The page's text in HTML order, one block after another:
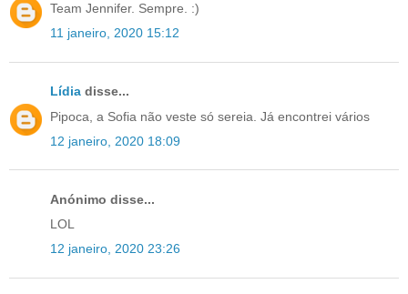
Team Jennifer. Sempre. :)
11 janeiro, 2020 15:12
Lídia disse...
Pipoca, a Sofia não veste só sereia. Já encontrei vários
12 janeiro, 2020 18:09
Anónimo disse...
LOL
12 janeiro, 2020 23:26